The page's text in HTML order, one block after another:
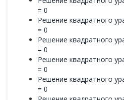
= 0
Решение квадратного
= 0
Решение квадратного
= 0
Решение квадратного
= 0
Решение квадратного
= 0